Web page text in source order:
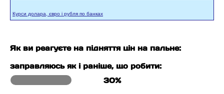
Курси долара, євро і рубля по банках
Як ви реагуєте на підняття цін на пальне:
заправляюсь як і раніше, що робити:
30%